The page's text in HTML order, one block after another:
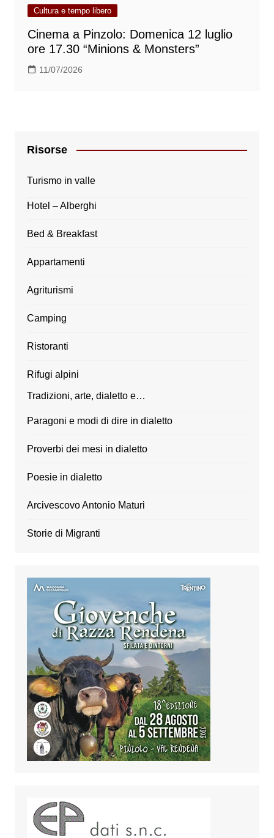
Cultura e tempo libero
Cinema a Pinzolo: Domenica 12 luglio
ore 17.30 “Minions & Monsters”
11/07/2026
Risorse
Turismo in valle
Hotel – Alberghi
Bed & Breakfast
Appartamenti
Agriturismi
Camping
Ristoranti
Rifugi alpini
Tradizioni, arte, dialetto e…
Paragoni e modi di dire in dialetto
Proverbi dei mesi in dialetto
Poesie in dialetto
Arcivescovo Antonio Maturi
Storie di Migranti